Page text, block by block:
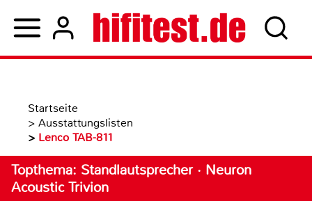
Startseite
> Ausstattungslisten
> Lenco TAB-811
Topthema: Standlautsprecher · Neuron
Acoustic Trivion